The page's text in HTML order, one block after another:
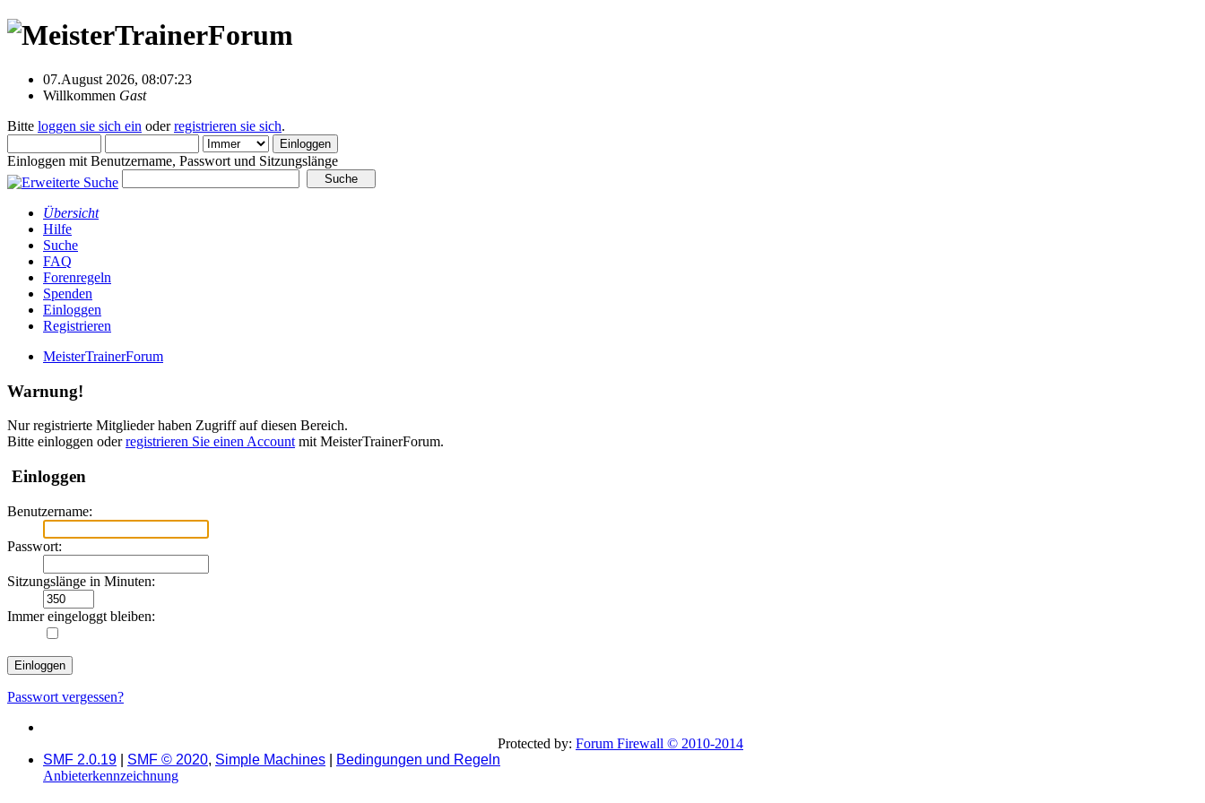
07.August 2026, 08:07:23
Willkommen Gast
Bitte loggen sie sich ein oderregistrieren sie sich.
Einloggen mit Benutzername, Passwort und Sitzungslänge
Übersicht
Hilfe
Suche
FAQ
Forenregeln
Spenden
Einloggen
Registrieren
MeisterTrainerForum
Warnung!
Nur registrierte Mitglieder haben Zugriff auf diesen Bereich.
Bitte einloggen oderregistrieren Sie einen Account mit MeisterTrainerForum.
Einloggen
Benutzername:
Passwort:
Sitzungslänge in Minuten:
Immer eingeloggt bleiben:
Passwort vergessen?
Protected by: Forum Firewall © 2010-2014
SMF 2.0.19
SMF © 2020, Simple Machines
Bedingungen und Regeln
Anbieterkennzeichnung